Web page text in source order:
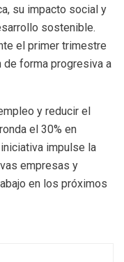
su impacto social y
sostenible.
el primer trimestre
forma progresiva a
y reducir el
el 30% en
impulse la
empresas y
en los próximos